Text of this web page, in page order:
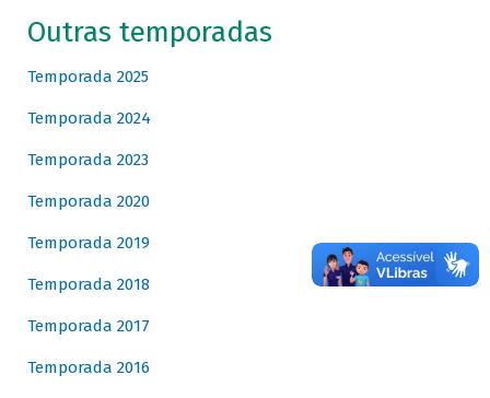
Outras temporadas
Temporada 2025
Temporada 2024
Temporada 2023
Temporada 2020
Temporada 2019
Temporada 2018
Temporada 2017
Temporada 2016